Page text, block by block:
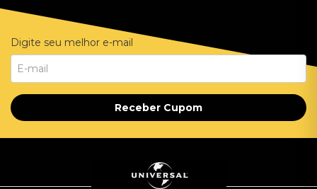
Digite seu melhor e-mail
Receber Cupom